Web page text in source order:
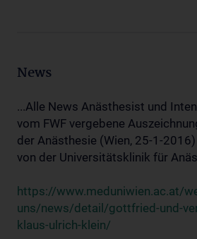
News
...Alle News Anästhesist und
vom FWF vergebene
der Anästhesie (Wien, 25-1-
von der Universitätsklinik für
https://www.meduniwien.ac.at/
uns/news/detail/gottfried-und-
klaus-ulrich-klein/